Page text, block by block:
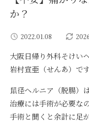
か？
2022.01.08
大阪日帰り外科そけい
岩村宣亜（せんあ）です
鼠径ヘルニア（脱腸）
治療には手術が必要なの
手術と聞くと余計に足